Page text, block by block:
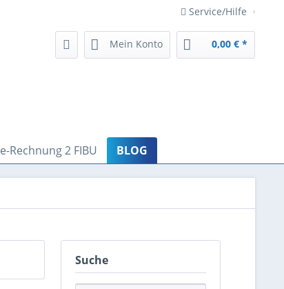
Service/Hilfe
Mein Konto 0,00 € *
e-Rechnung 2 FIBU BLOG
Suche